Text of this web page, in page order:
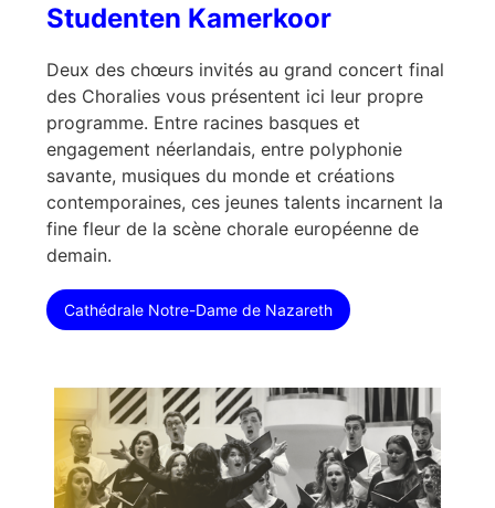
Studenten Kamerkoor
Deux des chœurs invités au grand concert final
des Choralies vous présentent ici leur propre
programme. Entre racines basques et
engagement néerlandais, entre polyphonie
savante, musiques du monde et créations
contemporaines, ces jeunes talents incarnent la
fine fleur de la scène chorale européenne de
demain.
Cathédrale Notre-Dame de Nazareth